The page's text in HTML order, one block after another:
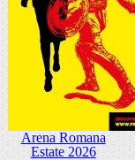
Arena Romana
Estate 2026